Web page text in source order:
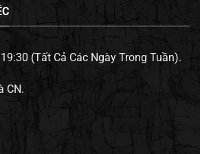
(Tất Cả Các Ngày Trong Tuần).
CN.